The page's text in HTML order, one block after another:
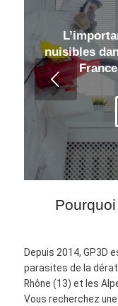
nuisibles
Depuis 2014, GP3D
parasites de la
Rhône (13) et les
Vous recherchez